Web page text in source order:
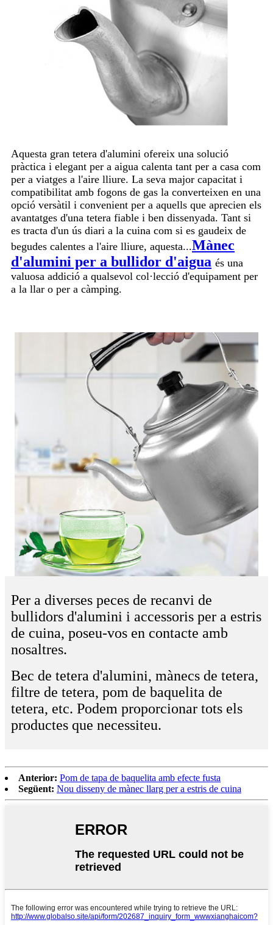
Aquesta gran tetera d'alumini ofereix una solució
pràctica i elegant per a aigua calenta tant per a casa com
per a viatges a l'aire lliure. La seva major capacitat i
compatibilitat amb fogons de gas la converteixen en una
opció versàtil i convenient per a aquells que aprecien els
avantatges d'una tetera fiable i ben dissenyada. Tant si
es tracta d'un ús diari a la cuina com si es gaudeix de
begudes calentes a l'aire lliure, aquesta...Mànec
d'alumini per a bullidor d'aigua és una
valuosa addició a qualsevol col·lecció d'equipament per
a la llar o per a càmping.
Per a diverses peces de recanvi de
bullidors d'alumini i accessoris per a estris
de cuina, poseu-vos en contacte amb
nosaltres.
Bec de tetera d'alumini, mànecs de tetera,
filtre de tetera, pom de baquelita de
tetera, etc. Podem proporcionar tots els
productes que necessiteu.
Anterior: Pom de tapa de baquelita amb efecte fusta
Següent: Nou disseny de mànec llarg per a estris de cuina